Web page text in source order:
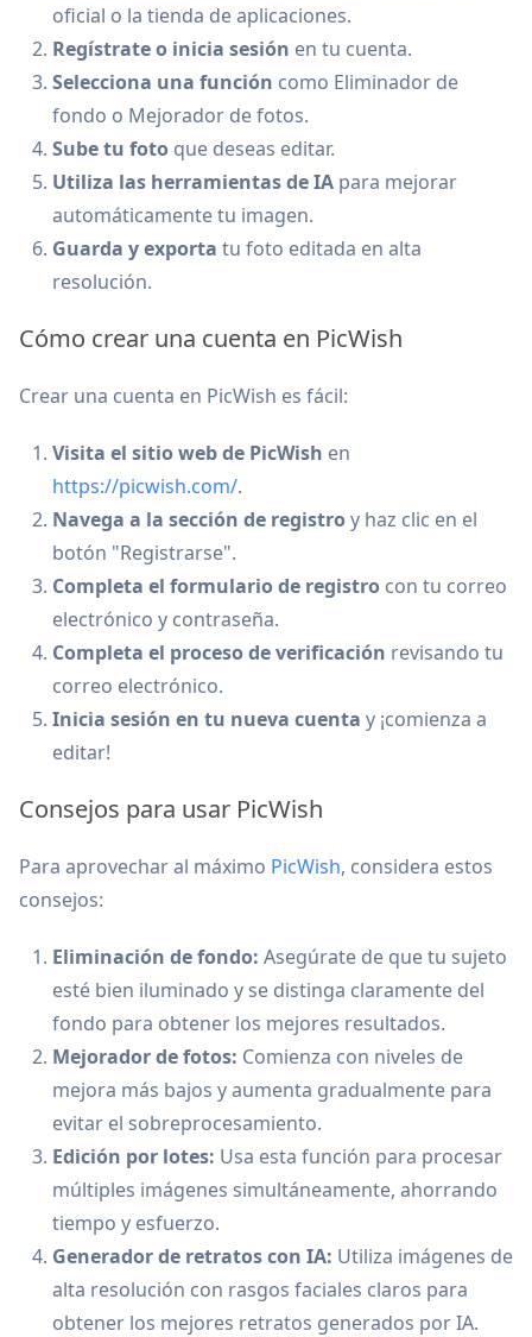
oficial o la tienda de aplicaciones.
Regístrate o inicia sesión en tu cuenta.
Selecciona una función como Eliminador de
fondo o Mejorador de fotos.
Sube tu foto que deseas editar.
Utiliza las herramientas de IA para mejorar
automáticamente tu imagen.
Guarda y exporta tu foto editada en alta
resolución.
Cómo crear una cuenta en PicWish
Crear una cuenta en PicWish es fácil:
Visita el sitio web de PicWish en
https://picwish.com/.
Navega a la sección de registroy haz clic en el
botón "Registrarse".
Completa el formulario de registro con tu correo
electrónico y contraseña.
Completa el proceso de verificación revisando tu
correo electrónico.
Inicia sesión en tu nueva cuenta y ¡comienza a
editar!
Consejos para usar PicWish
Para aprovechar al máximo PicWish, considera estos
consejos:
Eliminación de fondo: Asegúrate de que tu sujeto
esté bien iluminado y se distinga claramente del
fondo para obtener los mejores resultados.
Mejorador de fotos: Comienza con niveles de
mejora más bajos y aumenta gradualmente para
evitar el sobreprocesamiento.
Edición por lotes: Usa esta función para procesar
múltiples imágenes simultáneamente, ahorrando
tiempo y esfuerzo.
Generador de retratos con IA: Utiliza imágenes de
alta resolución con rasgos faciales claros para
obtener los mejores retratos generados por IA.